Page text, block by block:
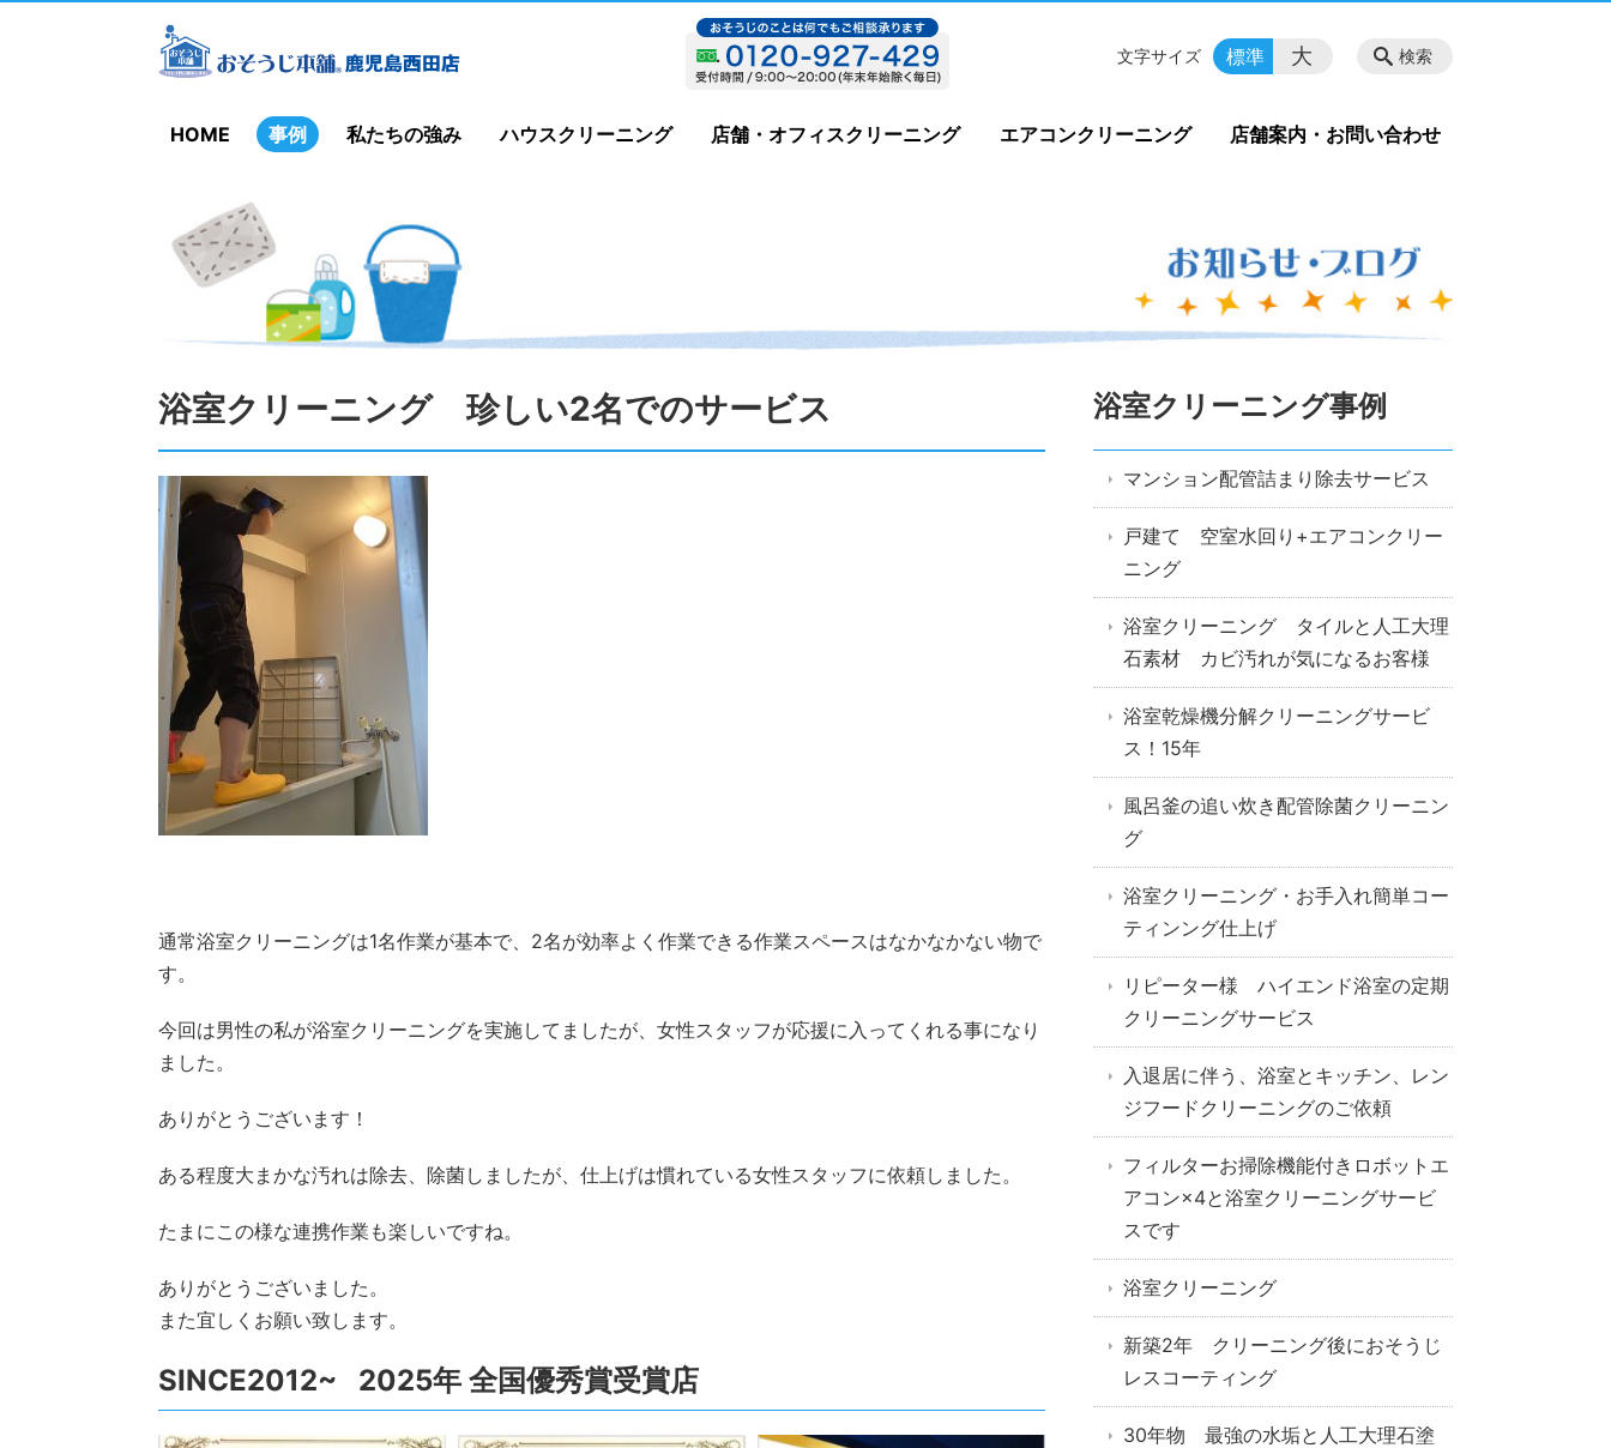
HOME 事例 私たちの強み ハウスクリーニング 店舗・オフィスクリーニング エアコンクリーニング 店舗案内・お問い合わせ
検索
文字サイズ 標準 大
浴室クリーニング 珍しい2名でのサービス
通常浴室クリーニングは1名作業が基本で、2名が効率よく作業できる作業スペースはなかなかない物で
す。
今回は男性の私が浴室クリーニングを実施してましたが、女性スタッフが応援に入ってくれる事になり
ました。
ありがとうございます！
ある程度大まかな汚れは除去、除菌しましたが、仕上げは慣れている女性スタッフに依頼しました。
たまにこの様な連携作業も楽しいですね。
ありがとうございました。
また宜しくお願い致します。
SINCE2012~ 2025年 全国優秀賞受賞店
浴室クリーニング事例
マンション配管詰まり除去サービス
戸建て 空室水回り+エアコンクリー
ニング
浴室クリーニング タイルと人工大理
石素材 カビ汚れが気になるお客様
浴室乾燥機分解クリーニングサービ
ス！15年
風呂釜の追い炊き配管除菌クリーニン
グ
浴室クリーニング・お手入れ簡単コー
ティンング仕上げ
リピーター様 ハイエンド浴室の定期
クリーニングサービス
入退居に伴う、浴室とキッチン、レン
ジフードクリーニングのご依頼
フィルターお掃除機能付きロボットエ
アコン×4と浴室クリーニングサービ
スです
浴室クリーニング
新築2年 クリーニング後におそうじ
レスコーティング
30年物 最強の水垢と人工大理石塗